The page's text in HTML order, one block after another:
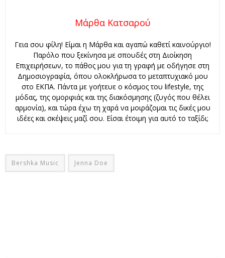
Μάρθα Κατσαρού
Γεια σου φίλη! Είμαι η Μάρθα και αγαπώ καθετί καινούργιο!
Παρόλο που ξεκίνησα με σπουδές στη Διοίκηση
Επιχειρήσεων, το πάθος μου για τη γραφή με οδήγησε στη
Δημοσιογραφία, όπου ολοκλήρωσα το μεταπτυχιακό μου
στο ΕΚΠΑ. Πάντα με γοήτευε ο κόσμος του lifestyle, της
μόδας, της ομορφιάς και της διακόσμησης (ζυγός που θέλει
αρμονία), και τώρα έχω τη χαρά να μοιράζομαι τις δικές μου
ιδέες και σκέψεις μαζί σου. Είσαι έτοιμη για αυτό το ταξίδι;
Bershka Music Jenna Doe